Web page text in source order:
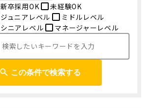
新卒採用OK
未経験OK
ジュニアレベル
ミドルレベル
シニアレベル
マネージャーレベル
この条件で検索する